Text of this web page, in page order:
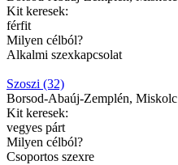
Kit keresek:
férfit
Milyen célból?
Alkalmi szexkapcsolat
Szoszi (32)
Borsod-Abaúj-Zemplén, Miskolc
Kit keresek:
vegyes párt
Milyen célból?
Csoportos szexre